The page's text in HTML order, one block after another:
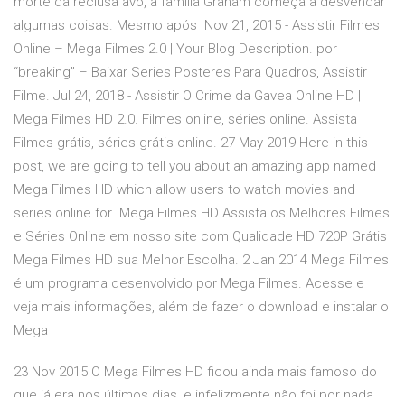
algumas coisas. Mesmo após Nov 21, 2015 - Assistir Filmes
Online – Mega Filmes 2.0 | Your Blog Description. por
“breaking” – Baixar Series Posteres Para Quadros, Assistir
Filme. Jul 24, 2018 - Assistir O Crime da Gavea Online HD |
Mega Filmes HD 2.0. Filmes online, séries online. Assista
Filmes grátis, séries grátis online. 27 May 2019 Here in this
post, we are going to tell you about an amazing app named
Mega Filmes HD which allow users to watch movies and
series online for Mega Filmes HD Assista os Melhores Filmes
e Séries Online em nosso site com Qualidade HD 720P Grátis
Mega Filmes HD sua Melhor Escolha. 2 Jan 2014 Mega Filmes
é um programa desenvolvido por Mega Filmes. Acesse e
veja mais informações, além de fazer o download e instalar o
Mega
23 Nov 2015 O Mega Filmes HD ficou ainda mais famoso do